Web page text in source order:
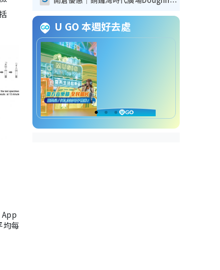
均每
U GO 本週好去處